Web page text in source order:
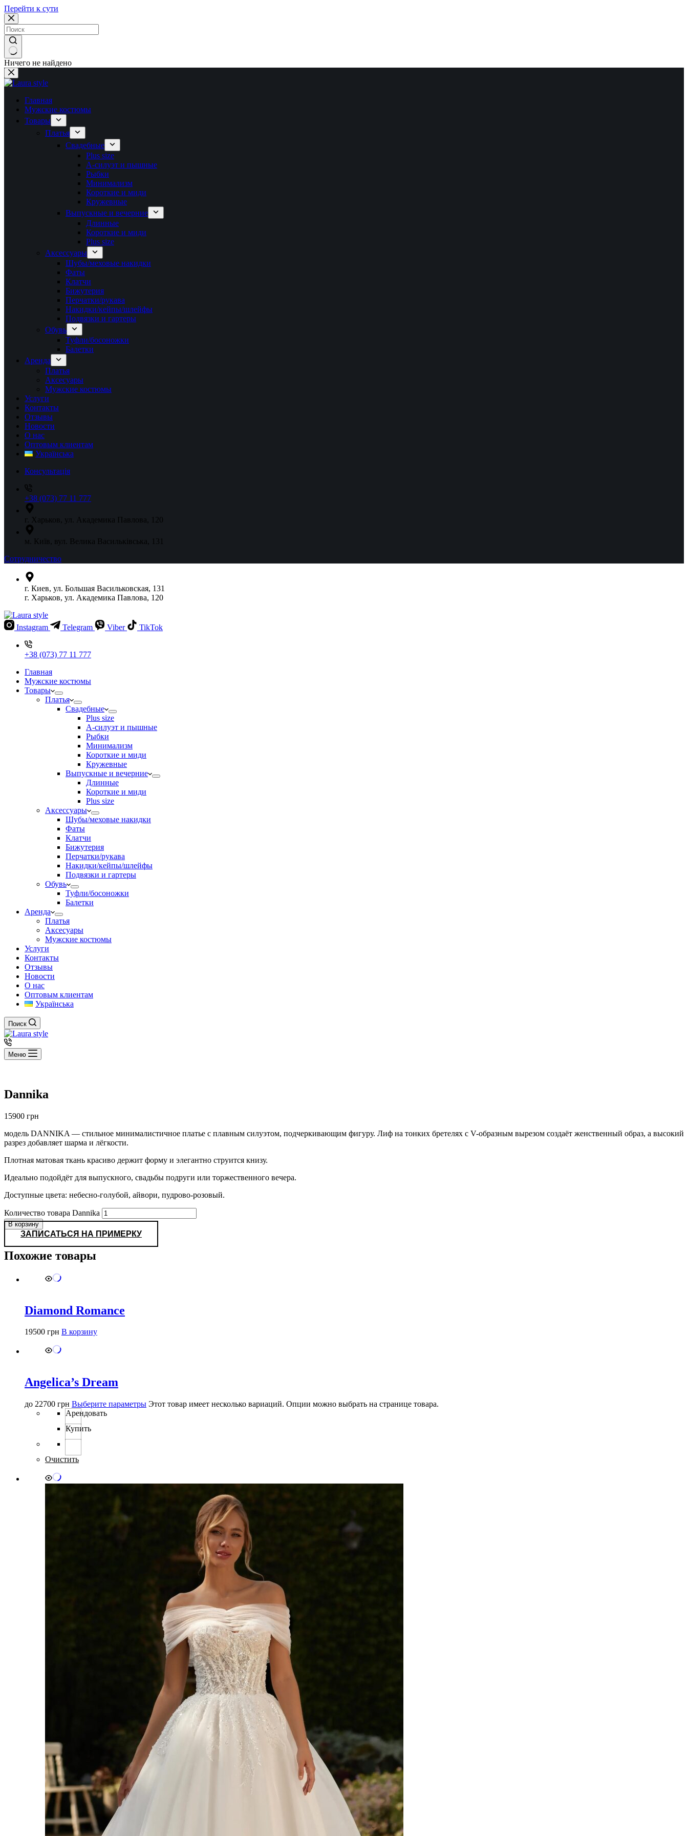
Перейти к сути
Ничего не найдено
Главная
Мужские костюмы
Товары
Платья
Свадебные
Plus size
А-силуэт и пышные
Рыбки
Минимализм
Короткие и миди
Кружевные
Выпускные и вечерние
Длинные
Короткие и миди
Plus size
Аксессуары
Шубы/меховые накидки
Фаты
Клатчи
Бижутерия
Перчатки/рукава
Накидки/кейпы/шлейфы
Подвязки и гартеры
Обувь
Туфли/босоножки
Балетки
Аренда
Платья
Аксесуары
Мужские костюмы
Услуги
Контакты
Отзывы
Новости
О нас
Оптовым клиентам
Українська
Консультація
+38 (073) 77 11 777
г. Харьков, ул. Академика Павлова, 120
м. Київ, вул. Велика Васильківська, 131
Сотрудничество
г. Киев, ул. Большая Васильковская, 131
г. Харьков, ул. Академика Павлова, 120
Instagram Telegram Viber TikTok
+38 (073) 77 11 777
Главная
Мужские костюмы
Товары
Платья
Свадебные
Plus size
А-силуэт и пышные
Рыбки
Минимализм
Короткие и миди
Кружевные
Выпускные и вечерние
Длинные
Короткие и миди
Plus size
Аксессуары
Шубы/меховые накидки
Фаты
Клатчи
Бижутерия
Перчатки/рукава
Накидки/кейпы/шлейфы
Подвязки и гартеры
Обувь
Туфли/босоножки
Балетки
Аренда
Платья
Аксесуары
Мужские костюмы
Услуги
Контакты
Отзывы
Новости
О нас
Оптовым клиентам
Українська
Поиск
Меню
Dannika
15900 грн
модель DANNIKA — стильное минималистичное платье с плавным силуэтом, подчеркивающим фигуру. Лиф на тонких бретелях с V-образным вырезом создаёт женственный образ, а высокий
разрез добавляет шарма и лёгкости.
Плотная матовая ткань красиво держит форму и элегантно струится книзу.
Идеально подойдёт для выпускного, свадьбы подруги или торжественного вечера.
Доступные цвета: небесно-голубой, айвори, пудрово-розовый.
Количество товара Dannika
В корзину
ЗАПИСАТЬСЯ НА ПРИМЕРКУ
Похожие товары
Diamond Romance
19500 грн В корзину
Angelica’s Dream
до 22700 грн Выберите параметры Этот товар имеет несколько вариаций. Опции можно выбрать на странице товара.
Арендовать
Купить
Очистить